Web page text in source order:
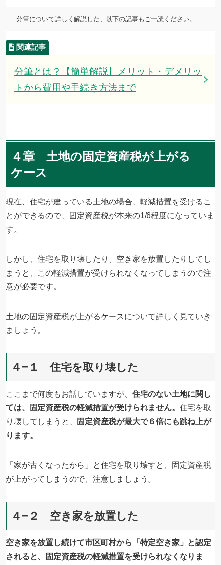
分筆とは？【簡単解説】メリット・デメリッ
トから費用や手続き方法まで
４章 土地の固定資産税が上がる
ケース
現在、住宅が建っている土地の場合、軽減措置を受けるこ
とができるので、固定資産税が本来の1/6程度になっていま
す。
しかし、住宅を取り壊したり、空き家を放置したりしてし
まうと、この軽減措置が受けられなくなってしまうので注
意が必要です。
土地の固定資産税が上がるケースについて詳しく見ていき
ましょう。
４−１ 住宅を取り壊した
ここまで何度もお話していますが、 住宅のない土地に関し
ては、固定資産税の軽減措置が受けられません。 住宅を取
り壊してしまうと、
固定資産税が最大で６倍にも跳ね上が
ります。
「家が古くなったから」と住宅を取り壊すと、固定資産税
が上がってしまうので、注意しましょう。
４−２ 空き家を放置した
空き家を放置し続けて市区町村から「特定空き家」と認定
されると、固定資産税の軽減措置を受けられなくなりま